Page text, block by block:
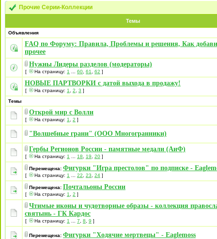
Прочие Серии-Коллекции
Темы
Объявления
FAQ по Форуму: Правила, Проблемы и решения, Как
прочее
Нужны Лидеры разделов (модераторы)
[ На страницу: 1 60 61 62 ]
НОВЫЕ ПАРТВОРКИ с датой выхода в продажу!
[ На страницу: 1 2 3 ]
Темы
Открой мир с Волли
[ На страницу: 1 2 ]
"Волшебные грани" (ООО Многогранники)
Гербы Регионов России - памятные медали (АиФ)
[ На страницу: 1 18 19 20 ]
Перемещена: Фигурки "Игра престолов" по подписке -
[ На страницу: 1 22 23 24 ]
Перемещена: Почтальоны России
[ На страницу: 1 2 ]
Чтимые иконы и чудотворные образы - коллекция
святынь - ГК Кардос
[ На страницу: 1 7 8 9 ]
Перемещена: Фигурки "Ходячие мертвецы" - Eaglemoss